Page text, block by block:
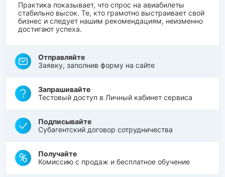
Практика показывает, что спрос на авиабилеты
стабильно высок. Те, кто грамотно выстраивает свой
бизнес и следует нашим рекомендациям, неизменно
достигают успеха.
Отправляйте
Заявку, заполнив форму на сайте
Запрашивайте
Тестовый доступ в Личный кабинет сервиса
Подписывайте
Субагентский договор сотрудничества
Получайте
Комиссию с продаж и бесплатное обучение